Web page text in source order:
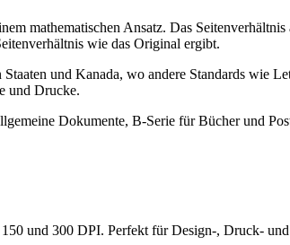
mathematischen Ansatz. Das
wie das Original ergibt.
und Kanada, wo andere Standards
und Drucke.
Dokumente, B-Serie für Bücher und
und 300 DPI. Perfekt für Design-, Druck-